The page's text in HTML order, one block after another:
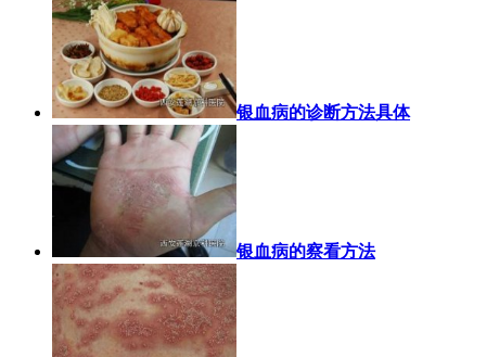
银血病的诊断方法具体
银血病的察看方法